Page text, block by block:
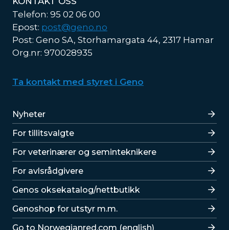
Telefon: 95 02 06 00
Epost: post@geno.no
Post: Geno SA, Storhamargata 44, 2317 Hamar
Org.nr: 970028935
Ta kontakt med styret i Geno
Lenker
Nyheter
For tillitsvalgte
For veterinærer og seminteknikere
For avlsrådgivere
Lenker
Genos oksekatalog/nettbutikk
Genoshop for utstyr m.m.
Go to Norwegianred.com (english)